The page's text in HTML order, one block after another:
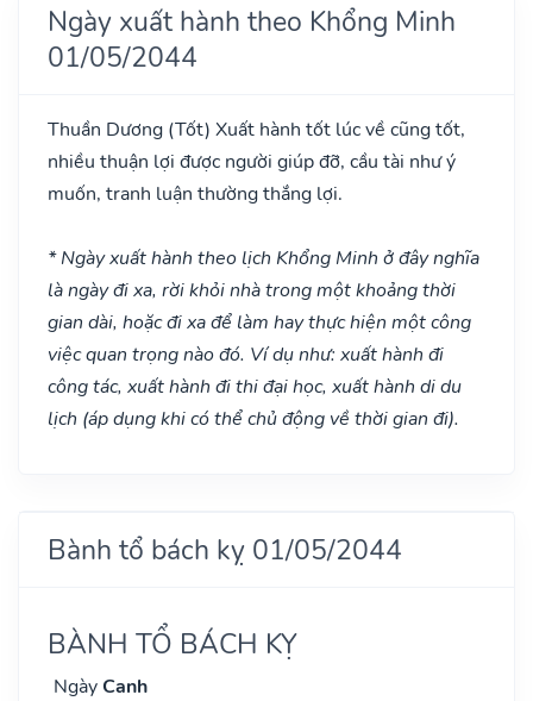
Ngày xuất hành theo Khổng Minh
01/05/2044
Thuần Dương (Tốt) Xuất hành tốt lúc về cũng tốt,
nhiều thuận lợi được người giúp đỡ, cầu tài như ý
muốn, tranh luận thường thắng lợi.
* Ngày xuất hành theo lịch Khổng Minh ở đây nghĩa
là ngày đi xa, rời khỏi nhà trong một khoảng thời
gian dài, hoặc đi xa để làm hay thực hiện một công
việc quan trọng nào đó. Ví dụ như: xuất hành đi
công tác, xuất hành đi thi đại học, xuất hành di du
lịch (áp dụng khi có thể chủ động về thời gian đi).
Bành tổ bách kỵ 01/05/2044
BÀNH TỔ BÁCH KỴ
NgàyCanh